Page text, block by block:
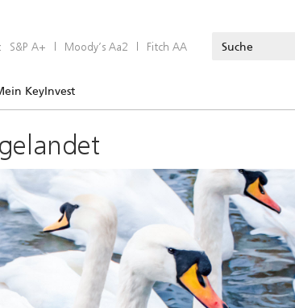
S&P A+ | Moody’s Aa2 | Fitch AA
KeyInvest